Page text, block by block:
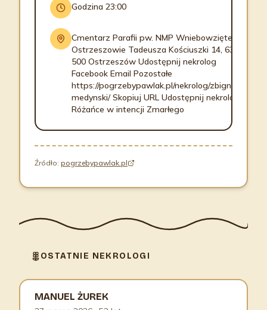
Godzina 23:00
Cmentarz Parafii pw. NMP Wniebowziętej w
Ostrzeszowie Tadeusza Kościuszki 14, 63-
500 Ostrzeszów Udostępnij nekrolog
Facebook Email Pozostałe
https://pogrzebypawlak.pl/nekrolog/zbigniew-
medynski/ Skopiuj URL Udostępnij nekrolog
Różańce w intencji Zmarłego
Źródło: pogrzebypawlak.pl
OSTATNIE NEKROLOGI
MANUEL ŻUREK